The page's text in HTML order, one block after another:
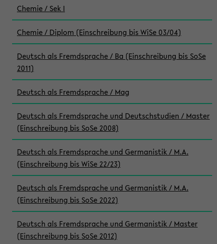
Chemie / Sek I
Chemie / Diplom (Einschreibung bis WiSe 03/04)
Deutsch als Fremdsprache / Ba (Einschreibung bis SoSe
2011)
Deutsch als Fremdsprache / Mag
Deutsch als Fremdsprache und Deutschstudien / Master
(Einschreibung bis SoSe 2008)
Deutsch als Fremdsprache und Germanistik / M.A.
(Einschreibung bis WiSe 22/23)
Deutsch als Fremdsprache und Germanistik / M.A.
(Einschreibung bis SoSe 2022)
Deutsch als Fremdsprache und Germanistik / Master
(Einschreibung bis SoSe 2012)